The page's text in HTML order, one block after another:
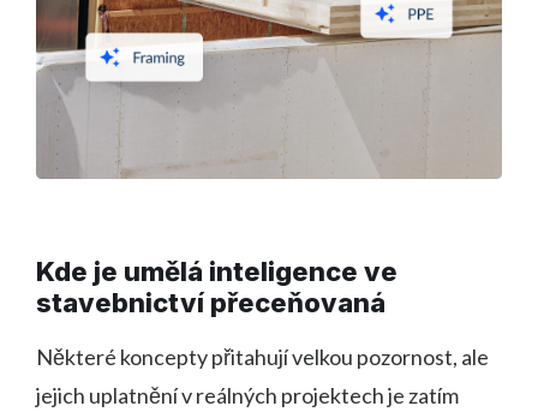
Kde je umělá inteligence ve
stavebnictví přeceňovaná
Některé koncepty přitahují velkou pozornost, ale
jejich uplatnění v reálných projektech je zatím